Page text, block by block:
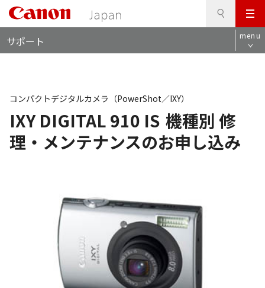
メ
ニ
ュ
サポート menu
IXY DIGITAL 910 IS 機種別 修
理・メンテナンスのお申し込み
コンパクトデジタルカメラ（PowerShot／IXY）